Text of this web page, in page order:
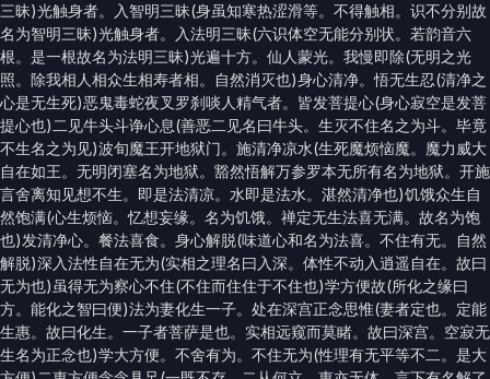
三昧)光触身者。入智明三昧(身虽知寒热涩滑等。不得触相。识不分别故
名为智明三昧)光触身者。入法明三昧(六识体空无能分别状。若韵音六
根。是一根故名为法明三昧)光遍十方。仙人蒙光。我慢即除(无明之光
照。除我相人相众生相寿者相。自然消灭也)身心清净。悟无生忍(清净之
心是无生死)恶鬼毒蛇夜叉罗刹啖人精气者。皆发菩提心(身心寂空是发菩
提心也)二见牛头斗诤心息(善恶二见名曰牛头。生灭不住名之为斗。毕竟
不生名之为见)波旬魔王开地狱门。施清净凉水(生死魔烦恼魔。魔力威大
自在如王。无明闭塞名为地狱。豁然悟解万参罗本无所有名为地狱。开施
言舍离知见想不生。即是法清凉。水即是法水。湛然清净也)饥饿众生自
然饱满(心生烦恼。忆想妄缘。名为饥饿。禅定无生法喜无满。故名为饱
也)发清净心。餐法喜食。身心解脱(味道心和名为法喜。不住有无。自然
解脱)深入法性自在无为(实相之理名曰入深。体性不动入逍遥自在。故曰
无为也)虽得无为察心不住(不住而住住于不住也)学方便故(所化之缘曰
方。能化之智曰便)法为妻化生一子。处在深宫正念思惟(妻者定也。定能
生惠。故曰化生。一子者菩萨是也。实相远窥而莫睹。故曰深宫。空寂无
生名为正念也)学大方便。不舍有为。不住无为(性理有无平等不二。是大